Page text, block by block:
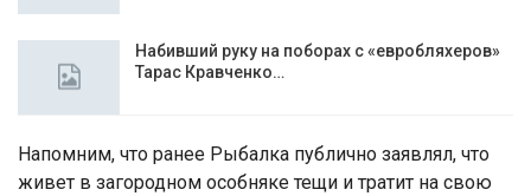
Набивший руку на поборах с «евробляхеров»
Тарас Кравченко…
Напомним, что ранее Рыбалка публично заявлял, что
живет в загородном особняке тещи и тратит на свою